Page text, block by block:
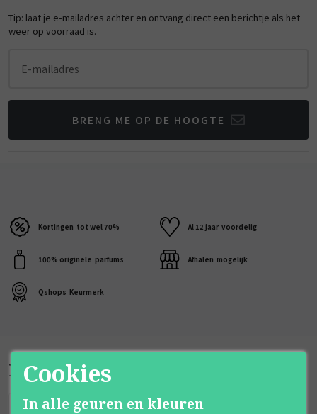
Tip: laat je e-mailadres achter en ontvang direct een berichtje als het
weer op voorraad is.
E-mailadres
BRENG ME OP DE HOOGTE
Kortingen tot wel 70% Al 12 jaar voordelig
100% originele parfums Afhalen mogelijk
Qshops Keurmerk
Bijpassende producten
Cookies
In alle geuren en kleuren